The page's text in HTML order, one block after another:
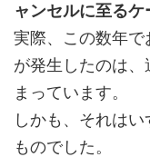
ャンセルに至る
実際、この数年
が発生したのは
まっています。
しかも、それは
ものでした。